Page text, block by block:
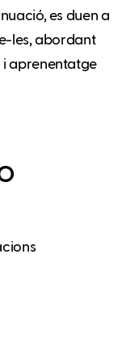
es duen a
les, abordant
i aprenentatge